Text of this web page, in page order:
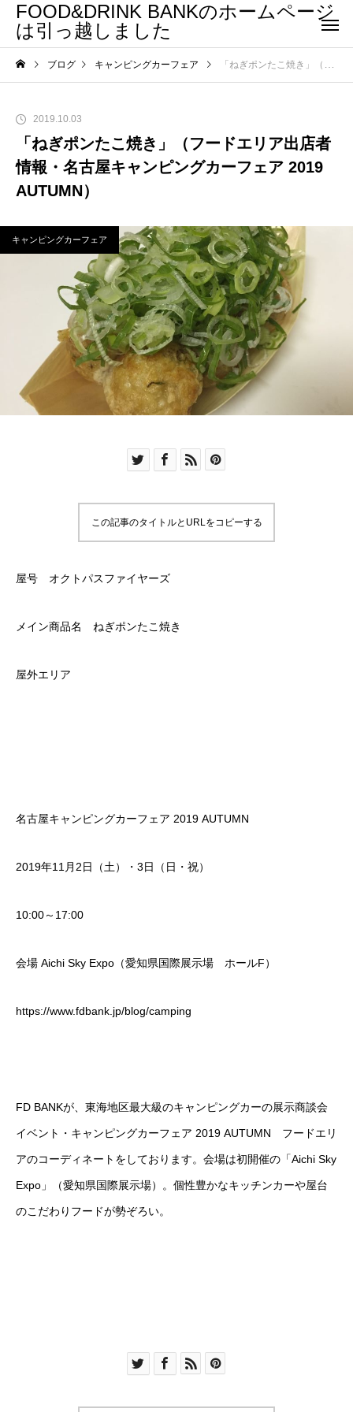
FOOD&DRINK BANKのホームページ
は引っ越しました
ブログ キャンピングカーフェア 「ねぎポンたこ焼き」（フードエリア出店者情報・名古屋キャンピングカーフェア 2019 AUTUMN）
2019.10.03
「ねぎポンたこ焼き」（フードエリア出店者
情報・名古屋キャンピングカーフェア 2019
AUTUMN）
キャンピングカーフェア
この記事のタイトルとURLをコピーする
屋号 オクトパスファイヤーズ
メイン商品名 ねぎポンたこ焼き
屋外エリア
名古屋キャンピングカーフェア 2019 AUTUMN
2019年11月2日（土）・3日（日・祝）
10:00～17:00
会場 Aichi Sky Expo（愛知県国際展示場 ホールF）
https://www.fdbank.jp/blog/camping
FD BANKが、東海地区最大級のキャンピングカーの展示商談会
イベント・キャンピングカーフェア 2019 AUTUMN フードエリ
アのコーディネートをしております。会場は初開催の「Aichi Sky
Expo」（愛知県国際展示場）。個性豊かなキッチンカーや屋台
のこだわりフードが勢ぞろい。